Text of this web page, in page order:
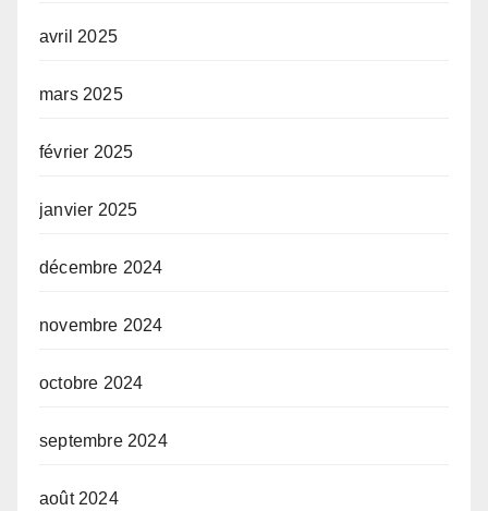
avril 2025
mars 2025
février 2025
janvier 2025
décembre 2024
novembre 2024
octobre 2024
septembre 2024
août 2024